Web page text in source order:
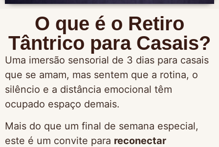
O que é o Retiro
Tântrico para Casais?
Uma imersão sensorial de 3 dias para casais
que se amam, mas sentem que a rotina, o
silêncio e a distância emocional têm
ocupado espaço demais.
Mais do que um final de semana especial,
este é um convite para reconectar